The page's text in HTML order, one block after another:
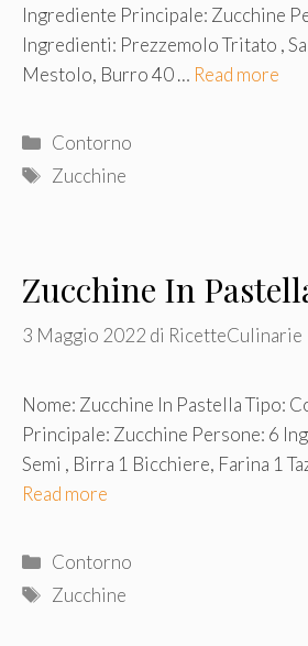
Ingrediente Principale: Zucchine
Ingredienti: Prezzemolo Tritato ,
Mestolo, Burro 40 … Read more
Categorie
Contorno
Tag
Zucchine
Zucchine In
3 Maggio 2022 di RicetteCulinarie
Nome: Zucchine In Pastella Tipo:
Principale: Zucchine Persone: 6
Semi , Birra 1 Bicchiere, Farina 1
Read more
Categorie
Contorno
Tag
Zucchine